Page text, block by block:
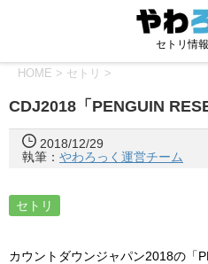
セトリ情
HOME > セトリ >
CDJ2018「PENGUIN
2018/12/29
執筆： やわろっく運営チーム
セトリ
カウントダウンジャパン2018の「